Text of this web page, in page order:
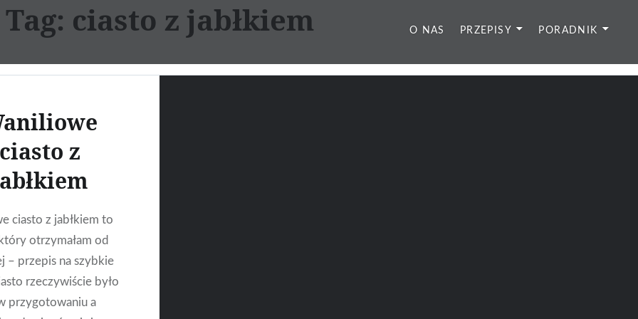
O NAS PRZEPISY PORADNIK
Tag: ciasto z jabłkiem
ciasto z
ciasto z jabłkiem to
otrzymałam od
– przepis na szybkie
rzeczywiście było
przygotowaniu a